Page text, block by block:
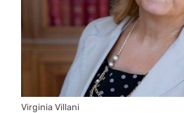
Virginia Villani